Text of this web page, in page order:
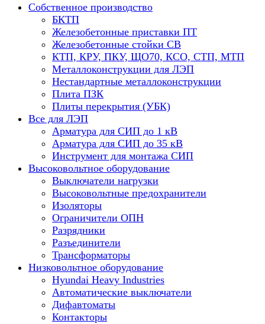
Собственное производство
БКТП
Железобетонные приставки ПТ
Железобетонные стойки СВ
КТП, КРУ, ПКУ, ЩО70, КСО, СТП, МТП
Металлоконструкции для ЛЭП
Нестандартные металлоконструкции
Плита ПЗК
Плиты перекрытия (УБК)
Все для ЛЭП
Арматура для СИП до 1 кВ
Арматура для СИП до 35 кВ
Инструмент для монтажа СИП
Высоковольтное оборудование
Выключатели нагрузки
Высоковольтные предохранители
Изоляторы
Ограничители ОПН
Разрядники
Разъединители
Трансформаторы
Низковольтное оборудование
Hyundai Heavy Industries
Автоматические выключатели
Дифавтоматы
Контакторы